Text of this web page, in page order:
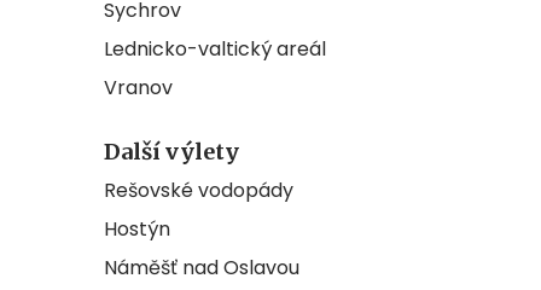
Sychrov
Lednicko-valtický areál
Vranov
Další výlety
Rešovské vodopády
Hostýn
Náměšť nad Oslavou